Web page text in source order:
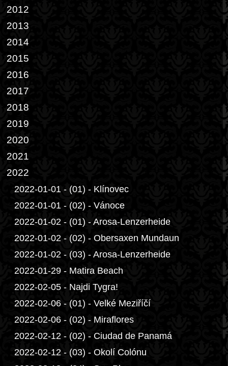
2012
2013
2014
2015
2016
2017
2018
2019
2020
2021
2022
2022-01-01 - (01) - Klínovec
2022-01-01 - (02) - Vánoce
2022-01-02 - (01) - Arosa-Lenzerheide
2022-01-02 - (02) - Obersaxen Mundaun
2022-01-02 - (03) - Arosa-Lenzerheide
2022-01-29 - Matira Beach
2022-02-05 - Najdi Tygra!
2022-02-06 - (01) - Velké Meziříčí
2022-02-06 - (02) - Miraflores
2022-02-12 - (02) - Ciudad de Panamá
2022-02-12 - (03) - Okolí Colónu